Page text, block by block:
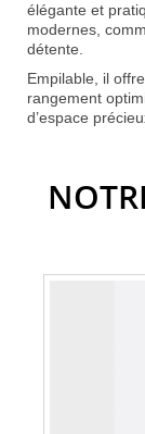
élégante et
modernes,
détente.
Empilable, il
rangement
d’espace